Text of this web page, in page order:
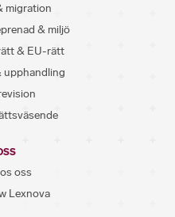
migration
& miljö
& EU-rätt
oss
Lexnova